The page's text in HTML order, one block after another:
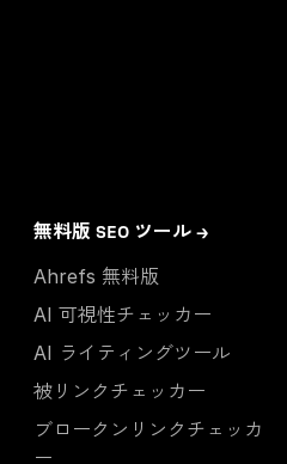
無料版 SEO ツール →
Ahrefs 無料版
AI 可視性チェッカー
AI ライティングツール
被リンクチェッカー
ブロークンリンクチェッカ
ー